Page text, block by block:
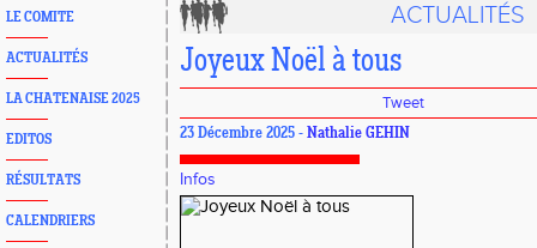
LE COMITE
ACTUALITÉS
LA CHATENAISE 2025
EDITOS
RÉSULTATS
CALENDRIERS
ACTUALITÉS
Joyeux Noël à tous
Tweet
23 Décembre 2025 - Nathalie GEHIN
Infos